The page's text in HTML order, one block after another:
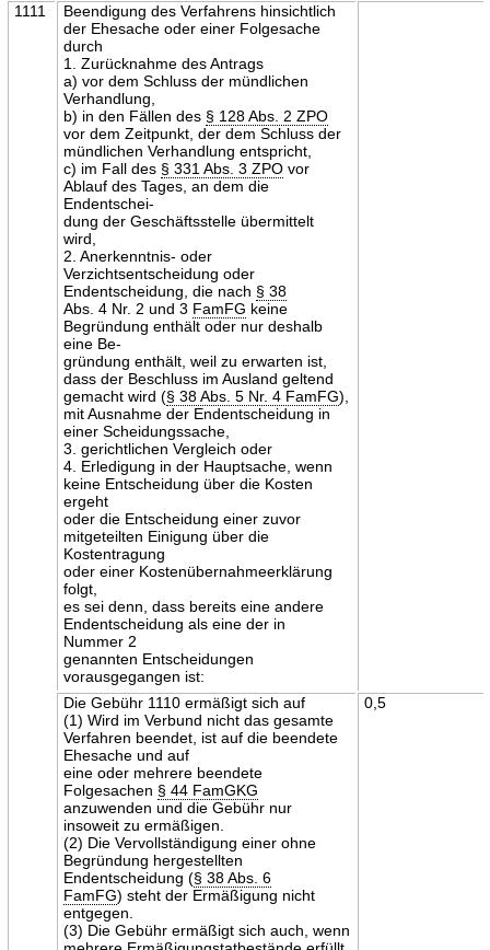
1111
Beendigung des Verfahrens hinsichtlich
der Ehesache oder einer Folgesache
durch
1. Zurücknahme des Antrags
a) vor dem Schluss der mündlichen
Verhandlung,
b) in den Fällen des § 128 Abs. 2 ZPO
vor dem Zeitpunkt, der dem Schluss der
mündlichen Verhandlung entspricht,
c) im Fall des § 331 Abs. 3 ZPOvor
Ablauf des Tages, an dem die
Endentschei-
dung der Geschäftsstelle übermittelt
wird,
2. Anerkenntnis- oder
Verzichtsentscheidung oder
Endentscheidung, die nach § 38
Abs. 4 Nr. 2 und 3 FamFG keine
Begründung enthält oder nur deshalb
eine Be-
gründung enthält, weil zu erwarten ist,
dass der Beschluss im Ausland geltend
gemacht wird (§ 38 Abs. 5 Nr. 4 FamFG),
mit Ausnahme der Endentscheidung in
einer Scheidungssache,
3. gerichtlichen Vergleich oder
4. Erledigung in der Hauptsache, wenn
keine Entscheidung über die Kosten
ergeht
oder die Entscheidung einer zuvor
mitgeteilten Einigung über die
Kostentragung
oder einer Kostenübernahmeerklärung
folgt,
es sei denn, dass bereits eine andere
Endentscheidung als eine der in
Nummer 2
genannten Entscheidungen
vorausgegangen ist:
Die Gebühr 1110 ermäßigt sich auf
(1) Wird im Verbund nicht das gesamte
Verfahren beendet, ist auf die beendete
Ehesache und auf
eine oder mehrere beendete
Folgesachen § 44 FamGKG
anzuwenden und die Gebühr nur
insoweit zu ermäßigen.
(2) Die Vervollständigung einer ohne
Begründung hergestellten
Endentscheidung (§ 38 Abs. 6
FamFG) steht der Ermäßigung nicht
entgegen.
(3) Die Gebühr ermäßigt sich auch, wenn
0,5